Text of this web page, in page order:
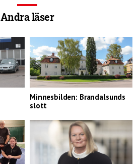
Andra läser
Minnesbilden: Brandalsunds
slott